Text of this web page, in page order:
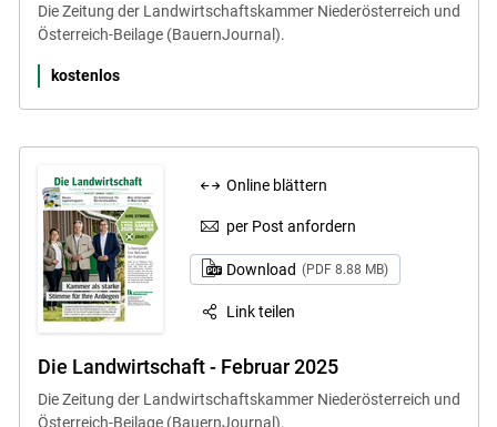
Die Zeitung der Landwirtschaftskammer Niederösterreich und
Österreich-Beilage (BauernJournal).
kostenlos
Online blättern
per Post anfordern
Download (PDF 8.88 MB)
Link teilen
Die Landwirtschaft - Februar 2025
Die Zeitung der Landwirtschaftskammer Niederösterreich und
Österreich-Beilage (BauernJournal).